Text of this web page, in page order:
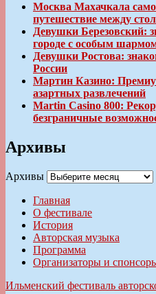
Москва Махачкала
путешествие между
Девушки Березовский:
городе с особым
Девушки Ростова:
России
Мартин Казино:
азартных развлечений
Martin Casino 800:
безграничные
Архивы
Архивы
Главная
О фестивале
История
Авторская музыка
Программа
Организаторы и
Ильменский фестиваль